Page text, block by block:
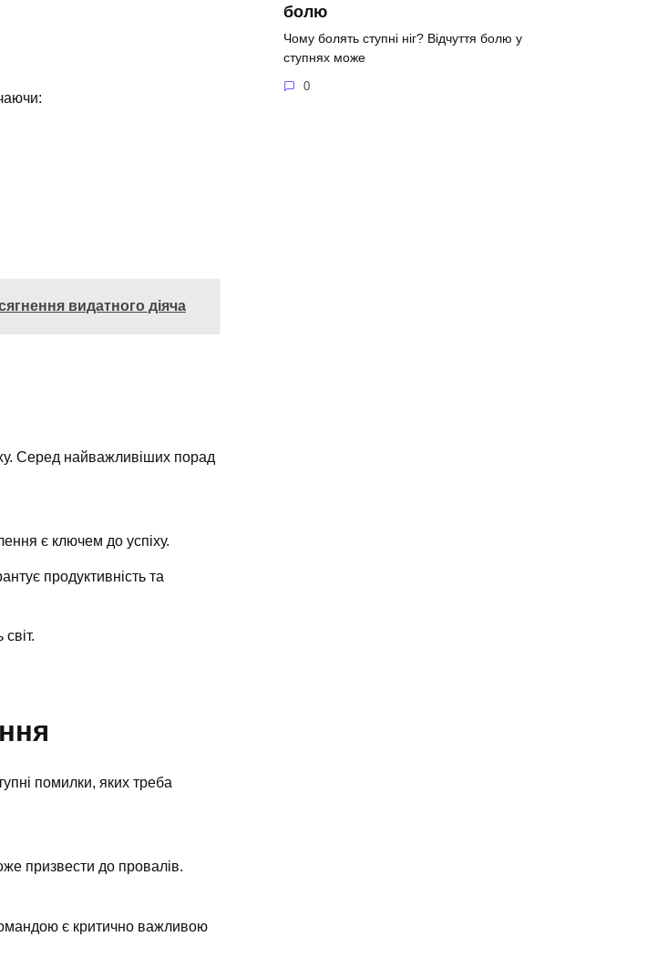
видатного діяча
Серед найважливіших порад
є ключем до успіху.
продуктивність та
помилки, яких треба
призвести до провалів.
є критично важливою
болю
Чому болять ступні ніг? Відчуття болю у
ступнях може
0